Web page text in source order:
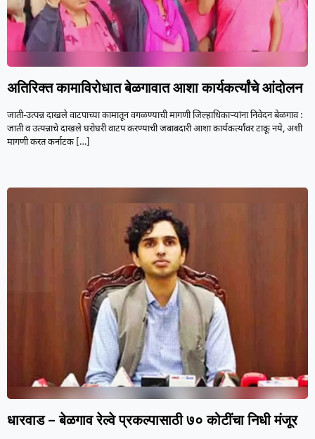
अतिरिक्त कामाविरोधात बेळगावात आशा कार्यकर्त्यांचे आंदोलन
जाती-उत्पन्न दाखले वाटपाच्या कामातून वगळण्याची मागणी जिल्हाधिकाऱ्यांना निवेदन बेळगाव :
जाती व उत्पन्नाचे दाखले घरोघरी वाटप करण्याची जबाबदारी आशा कार्यकर्त्यांवर टाकू नये, अशी
मागणी करत कर्नाटक […]
धारवाड – बेळगाव रेल्वे प्रकल्पासाठी ७० कोटींचा निधी मंजूर